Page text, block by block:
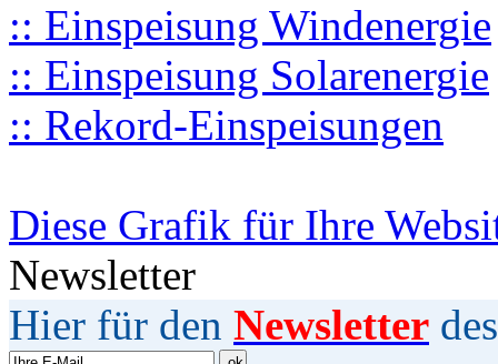
:: Einspeisung Windenergie
:: Einspeisung Solarenergie
:: Rekord-Einspeisungen
Diese Grafik für Ihre
Newsletter
Hier für den Newsletter